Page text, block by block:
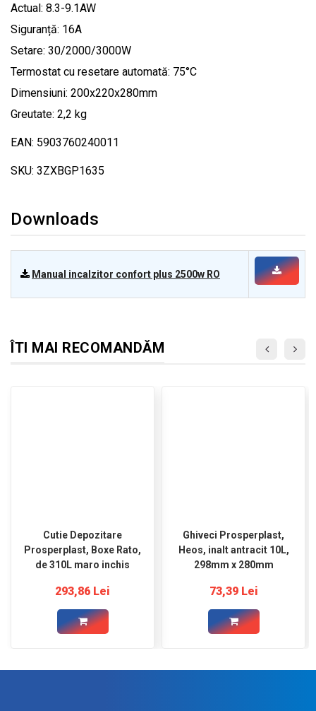
Actual: 8.3-9.1AW
Siguranță: 16A
Setare: 30/2000/3000W
Termostat cu resetare automată: 75°C
Dimensiuni: 200x220x280mm
Greutate: 2,2 kg
EAN: 5903760240011
SKU: 3ZXBGP1635
Downloads
Manual incalzitor confort plus 2500w RO
ÎTI MAI RECOMANDĂM
Cutie Depozitare
Prosperplast, Boxe Rato,
de 310L maro inchis
293,86 Lei
Ghiveci Prosperplast,
Heos, inalt antracit 10L,
298mm x 280mm
73,39 Lei